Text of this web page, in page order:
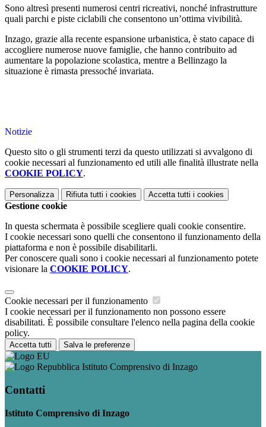
Sono altresì presenti numerosi centri ricreativi, nonché infrastrutture
quali parchi e piste ciclabili che consentono un’ottima vivibilità.
Inzago, grazie alla recente espansione urbanistica, è stato capace di
accogliere numerose nuove famiglie, che hanno contribuito ad
aumentare la popolazione scolastica, mentre a Bellinzago la
situazione è rimasta pressoché invariata.
Notizie
Questo sito o gli strumenti terzi da questo utilizzati si avvalgono di
cookie necessari al funzionamento ed utili alle finalità illustrate nella
COOKIE POLICY.
Personalizza Rifiuta tutti i cookies Accetta tutti i cookies
Gestione cookie
In questa schermata è possibile scegliere quali cookie consentire.
I cookie necessari sono quelli che consentono il funzionamento della
piattaforma e non è possibile disabilitarli.
Per conoscere quali sono i cookie necessari al funzionamento potete
visionare la COOKIE POLICY.
Cookie necessari per il funzionamento
I cookie necessari per il funzionamento non possono essere
disabilitati. È possibile consultare l'elenco nella pagina della cookie
policy.
Accetta tutti Salva le preferenze
Istituto Comprensivo di Inzago
Contatti
Istituto Comprensivo di Inzago